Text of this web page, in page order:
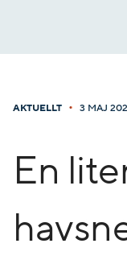
AKTUELLT • 3 MAJ
En